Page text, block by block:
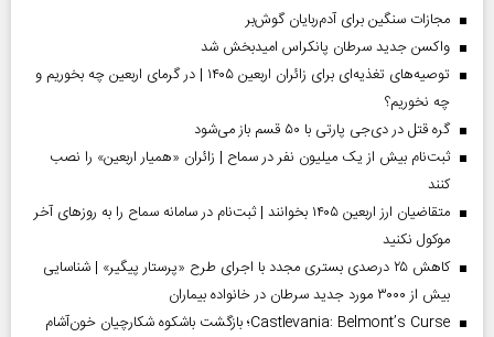
مجازات سنگین برای آدم‌ربایان گوش‌بر
واکسن جدید سرطان پانکراس امیدبخش شد
توصیه‌های تغذیه‌ای برای زائران اربعین ۱۴۰۵ | در گرمای اربعین چه بخوریم و
چه نخوریم؟
گره قتل در دی‌جی پارتی با ۵۰ قسم باز می‌شود
ثبت‌نام بیش از یک میلیون نفر در سماح | زائران «همیار اربعین» را نصب
کنند
متقاضیان ارز اربعین ۱۴۰۵ بخوانند | ثبت‌نام در سامانه سماح را به روز‌های آخر
موکول نکنید
کاهش ۲۵ درصدی بستری مجدد با اجرای طرح «پرستار پیگیر» | شناسایی
بیش از ۳۰۰۰ مورد جدید سرطان در خانواده بیماران
Castlevania: Belmont’s Curse؛ بازگشت باشکوه شکارچیان خون‌آشام